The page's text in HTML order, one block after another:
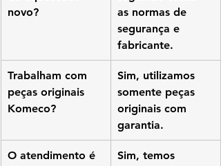
novo?
as normas de
segurança e
fabricante.
Trabalham com
peças originais
Komeco?
Sim, utilizamos
somente peças
originais com
garantia.
O atendimento é
Sim, temos